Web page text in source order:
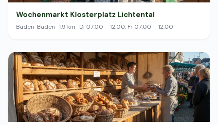
Wochenmarkt Klosterplatz Lichtental
Baden-Baden · 1.9 km · Di 07:00 – 12:00, Fr 07:00 – 12:00